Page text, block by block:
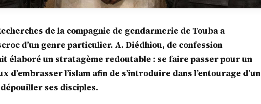
de la compagnie de gendarmerie de Touba a
d’un genre particulier. A. Diédhiou, de confession
élaboré un stratagème redoutable : se faire passer pour un
d’embrasser l’islam afin de s’introduire dans l’entourage d’un
ses disciples.